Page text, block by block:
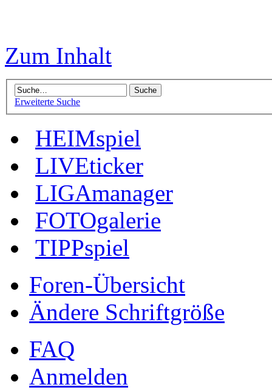
Zum Inhalt
Erweiterte Suche
HEIMspiel
LIVEticker
LIGAmanager
FOTOgalerie
TIPPspiel
Foren-Übersicht
Ändere Schriftgröße
FAQ
Anmelden